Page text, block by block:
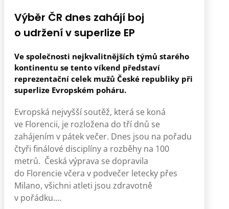
Výběr ČR dnes zahájí boj
o udržení v superlize EP
Ve společnosti nejkvalitnějších týmů starého
kontinentu se tento víkend představí
reprezentační celek mužů České republiky při
superlize Evropském poháru.
Evropská nejvyšší soutěž, která se koná
ve Florencii, je rozložena do tří dnů se
zahájením v pátek večer. Dnes jsou na pořadu
čtyři finálové disciplíny a rozběhy na 100
metrů. Česká výprava se dopravila
do Florencie včera v podvečer letecky přes
Milano, všichni atleti jsou zdravotně
v pořádku.…